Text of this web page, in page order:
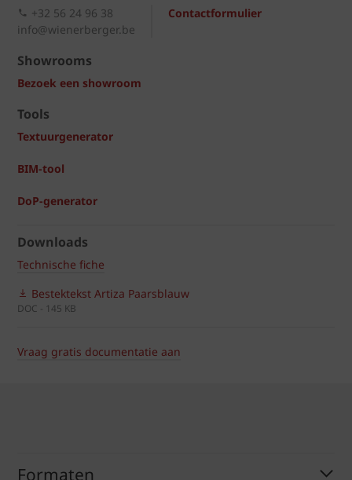
Contactformulier
+32 56 24 96 38
info@wienerberger.be
Showrooms
Bezoek een showroom
Tools
Textuurgenerator
BIM-tool
DoP-generator
Downloads
Technische fiche
Bestektekst Artiza Paarsblauw
DOC - 145 KB
Vraag gratis documentatie aan
Formaten